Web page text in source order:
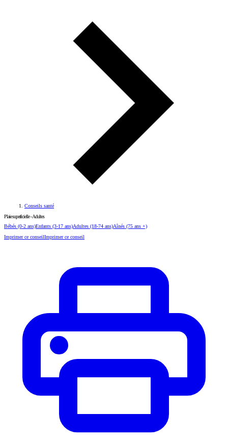
Conseils santé
Plaie superficielle - Adultes
Bébés (0-2 ans)Enfants (3-17 ans)Adultes (18-74 ans)Aînés (75 ans +)
Imprimer ce conseilImprimer ce conseil